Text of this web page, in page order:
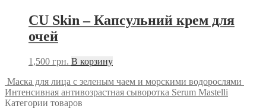
CU Skin – Капсульний крем для
очей
1,500 грн. В корзину
Маска для лица с зеленым чаем и морскими водорослями
Интенсивная антивозрастная сыворотка Serum Mastelli
Категории товаров